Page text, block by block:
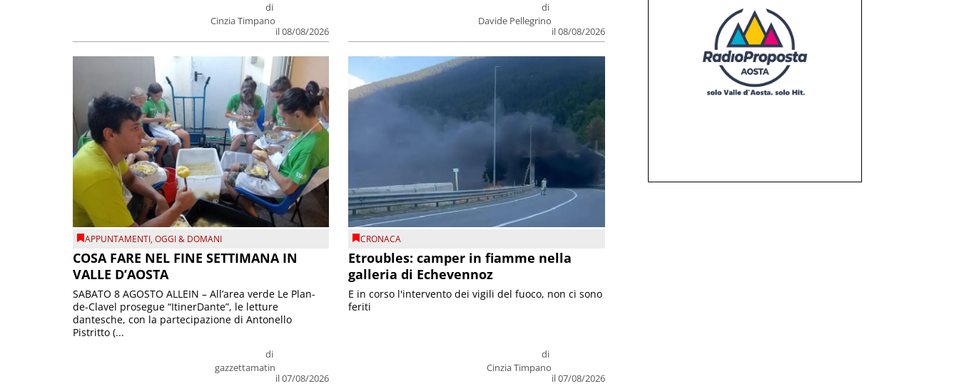
di
Cinzia Timpano
il 08/08/2026
di
Davide Pellegrino
il 08/08/2026
APPUNTAMENTI,OGGI & DOMANI
COSA FARE NEL FINE SETTIMANA IN
VALLE D’AOSTA
di
gazzettamatin
il 07/08/2026
SABATO 8 AGOSTO ALLEIN – All’area verde Le Plan-
de-Clavel prosegue “ItinerDante”, le letture
dantesche, con la partecipazione di Antonello
Pistritto (...
CRONACA
Etroubles: camper in fiamme nella
galleria di Echevennoz
di
Cinzia Timpano
il 07/08/2026
E in corso l'intervento dei vigili del fuoco, non ci sono
feriti